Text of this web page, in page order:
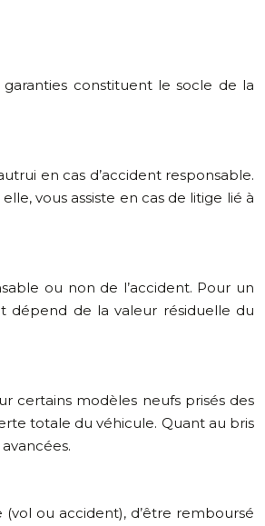
garanties constituent le socle de la
en cas d’accident responsable.
vous assiste en cas de litige lié à
ou non de l’accident. Pour un
dépend de la valeur résiduelle du
certains modèles neufs prisés des
totale du véhicule. Quant au bris
ou accident), d’être remboursé